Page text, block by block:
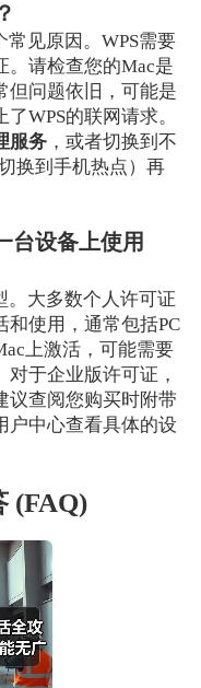
见原因。WPS需要
。请检查您的Mac是
但问题依旧，可能是
WPS的联网请求。
服务，或者切换到不
换到手机热点）再
台设备上使用
。大多数个人许可证
和使用，通常包括PC
上激活，可能需要
于企业版许可证，
议查阅您购买时附带
户中心查看具体的设
(FAQ)